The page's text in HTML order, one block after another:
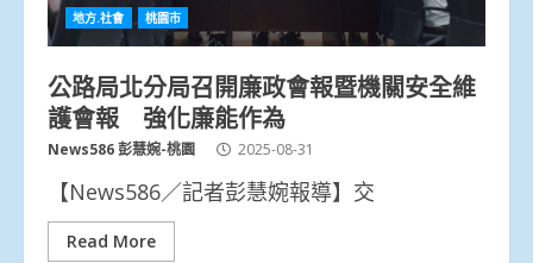
地方.社會 桃園市
公路局北分局召開廉政會報暨機關安全維
護會報 強化廉能作為
News586 彭慧婉-桃園 2025-08-31
【News586／記者彭慧婉報導】交
Read More